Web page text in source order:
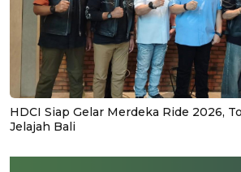
HDCI Siap Gelar Merdeka Ride 2026,
Jelajah Bali